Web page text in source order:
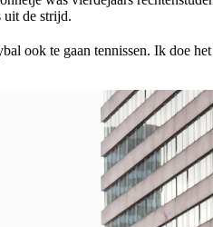
uit de strijd.
ook te gaan tennissen. Ik doe